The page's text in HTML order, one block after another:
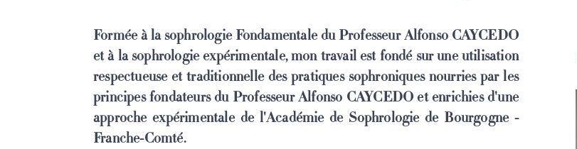
Formée à la sophrologie Fondamentale du Professeur Alfonso CAYCEDO
et à la sophrologie expérimentale, mon travail est fondé sur une utilisation
respectueuse et traditionnelle des pratiques sophroniques nourries par les
principes fondateurs du Professeur Alfonso CAYCEDO et enrichies d'une
approche expérimentale de l'Académie de Sophrologie de Bourgogne -
Franche-Comté.